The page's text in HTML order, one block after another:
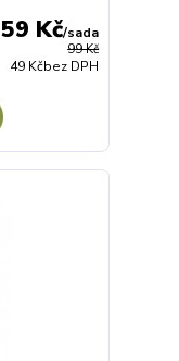
99 Kč
59 Kč/sada
49 Kčbez DPH